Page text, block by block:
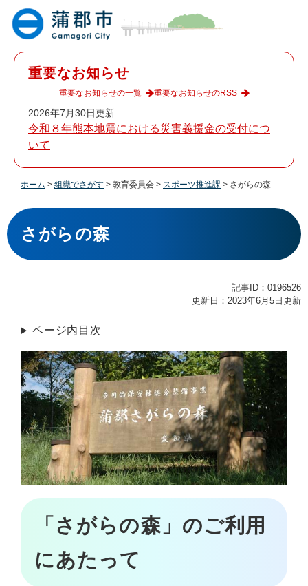
重要なお知らせ
2026年7月30日更新
令和８年熊本地震における災害義援金の受付につ
いて
重要なお知らせの一覧 重要なお知らせのRSS
ホーム > 組織でさがす > 教育委員会 > スポーツ推進課 > さがらの森
本
文
さがらの森
記事ID：0196526
更新日：2023年6月5日更新
ページ内目次
「さがらの森」のご利用
にあたって